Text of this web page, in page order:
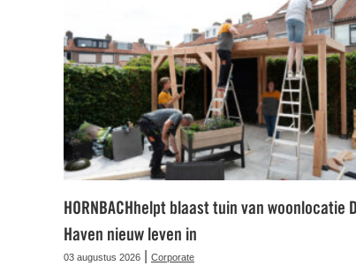
HORNBACHhelpt blaast tuin van woonlocatie
Haven nieuw leven in
03 augustus 2026 Corporate